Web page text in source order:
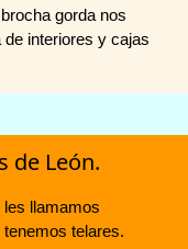
gorda nos
de interiores y cajas
de León.
llamamos
telares.